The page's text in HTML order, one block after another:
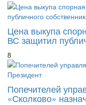
Цена выкупа
ВС защитил
8
Попечителей
«Сколково»